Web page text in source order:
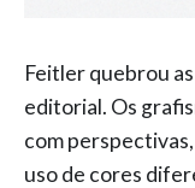
Feitler quebrou
editorial. Os
com
uso de cores